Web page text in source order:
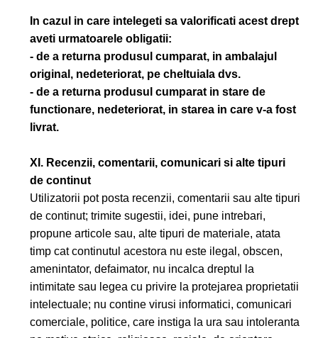
In cazul in care intelegeti sa valorificati acest drept
aveti urmatoarele obligatii:
- de a returna produsul cumparat, in ambalajul
original, nedeteriorat, pe cheltuiala dvs.
- de a returna produsul cumparat in stare de
functionare, nedeteriorat, in starea in care v-a fost
livrat.
XI. Recenzii, comentarii, comunicari si alte tipuri
de continut
Utilizatorii pot posta recenzii, comentarii sau alte tipuri
de continut; trimite sugestii, idei, pune intrebari,
propune articole sau, alte tipuri de materiale, atata
timp cat continutul acestora nu este ilegal, obscen,
amenintator, defaimator, nu incalca dreptul la
intimitate sau legea cu privire la protejarea proprietatii
intelectuale; nu contine virusi informatici, comunicari
comerciale, politice, care instiga la ura sau intoleranta